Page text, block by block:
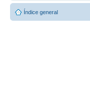
Índice general